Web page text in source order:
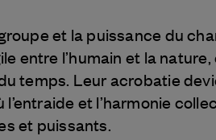
et la puissance du
entre l’humain et la nature,
temps. Leur acrobatie
l’entraide et l’harmonie
et puissants.